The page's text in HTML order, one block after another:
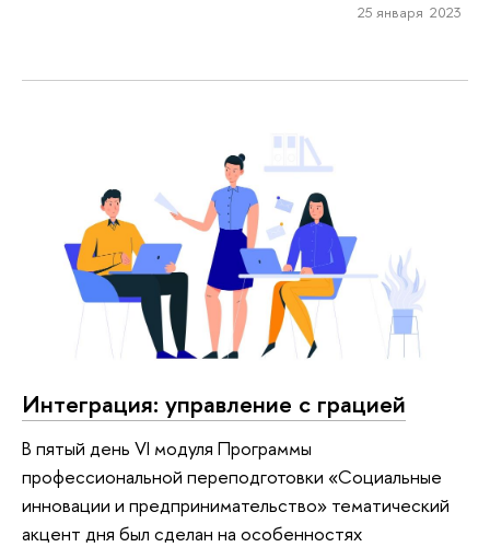
25 января 2023
Интеграция: управление с грацией
В пятый день VI модуля Программы
профессиональной переподготовки «Социальные
инновации и предпринимательство» тематический
акцент дня был сделан на особенностях